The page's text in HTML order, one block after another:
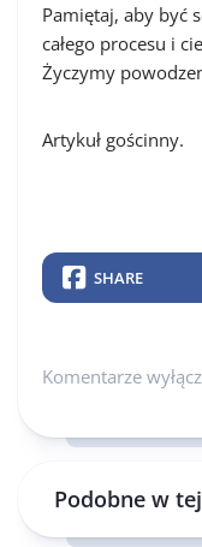
Pamiętaj, aby być
całego procesu i
Życzymy
Artykuł gościnny.
SHARE
Komentarze
Podobne w